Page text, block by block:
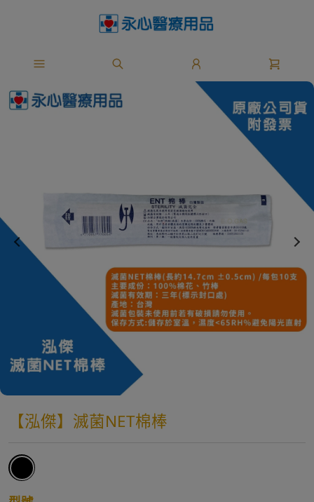
【泓傑】滅菌NET棉棒